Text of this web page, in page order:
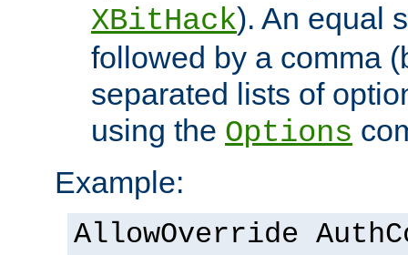
XBitHack). An equal
followed by a comma
separated lists of
using the Options
Example:
AllowOverride